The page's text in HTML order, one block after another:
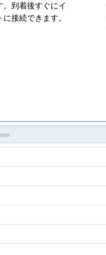
。到着後すぐにイ
に接続できます。